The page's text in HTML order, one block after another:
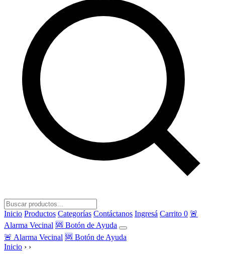
Inicio Productos Categorías Contáctanos Ingresá Carrito 0 🚨
Alarma Vecinal 🆘 Botón de Ayuda
🚨 Alarma Vecinal 🆘 Botón de Ayuda
Inicio › ›